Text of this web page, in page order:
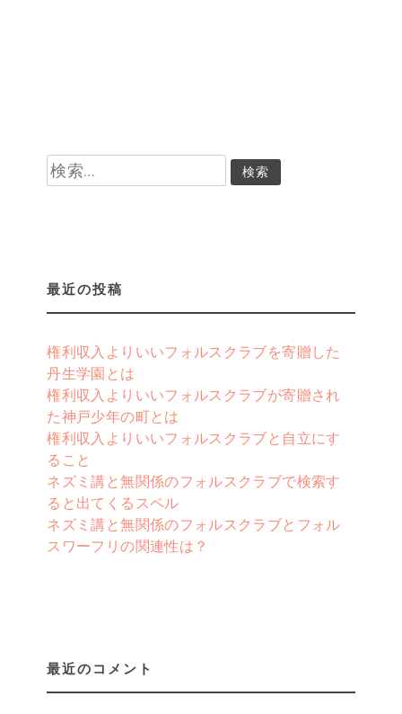
検
索:
最近の投稿
権利収入よりいいフォルスクラブを寄贈した
丹生学園とは
権利収入よりいいフォルスクラブが寄贈され
た神戸少年の町とは
権利収入よりいいフォルスクラブと自立にす
ること
ネズミ講と無関係のフォルスクラブで検索す
ると出てくるスペル
ネズミ講と無関係のフォルスクラブとフォル
スワーフリの関連性は？
最近のコメント